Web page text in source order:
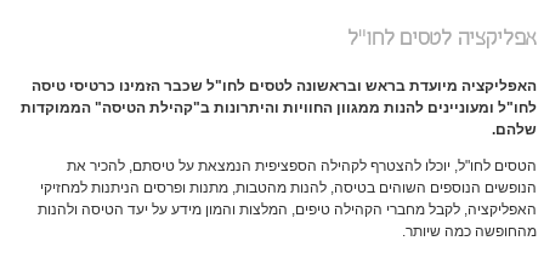
אפליקציה לטסים לחו"ל
האפליקציה מיועדת בראש ובראשונה לטסים לחו"ל שכבר הזמינו כרטיסי טיסה
לחו"ל ומעוניינים להנות ממגוון החוויות והיתרונות ב"קהילת הטיסה" הממוקדות
שלהם.
הטסים לחו"ל, יוכלו להצטרף לקהילה הספציפית הנמצאת על טיסתם, להכיר את
הנופשים הנוספים השוהים בטיסה, להנות מהטבות, מתנות ופרסים הניתנות למחזיקי
האפליקציה, לקבל מחברי הקהילה טיפים, המלצות והמון מידע על יעד הטיסה ולהנות
מהחופשה כמה שיותר.